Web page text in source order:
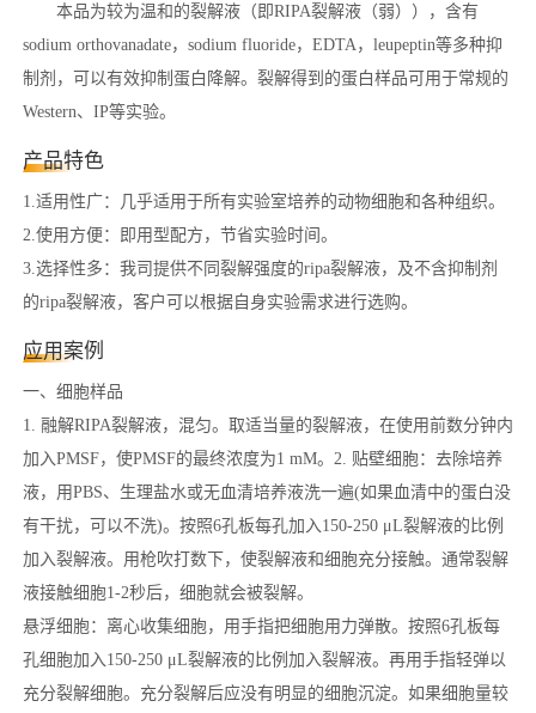
本品为较为温和的裂解液（即RIPA裂解液（弱）），含有
sodium orthovanadate，sodium fluoride，EDTA，leupeptin等多种抑
制剂，可以有效抑制蛋白降解。裂解得到的蛋白样品可用于常规的
Western、IP等实验。
产品特色
1.适用性广：几乎适用于所有实验室培养的动物细胞和各种组织。
2.使用方便：即用型配方，节省实验时间。
3.选择性多：我司提供不同裂解强度的ripa裂解液，及不含抑制剂
的ripa裂解液，客户可以根据自身实验需求进行选购。
应用案例
一、细胞样品
1. 融解RIPA裂解液，混匀。取适当量的裂解液，在使用前数分钟内
加入PMSF，使PMSF的最终浓度为1 mM。2. 贴壁细胞：去除培养
液，用PBS、生理盐水或无血清培养液洗一遍(如果血清中的蛋白没
有干扰，可以不洗)。按照6孔板每孔加入150-250 μL裂解液的比例
加入裂解液。用枪吹打数下，使裂解液和细胞充分接触。通常裂解
液接触细胞1-2秒后，细胞就会被裂解。
悬浮细胞：离心收集细胞，用手指把细胞用力弹散。按照6孔板每
孔细胞加入150-250 μL裂解液的比例加入裂解液。再用手指轻弹以
充分裂解细胞。充分裂解后应没有明显的细胞沉淀。如果细胞量较